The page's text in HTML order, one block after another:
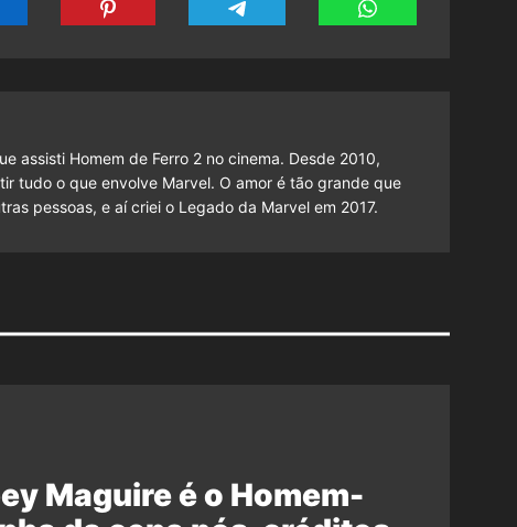
assisti Homem de Ferro 2 no cinema. Desde 2010,
tudo o que envolve Marvel. O amor é tão grande que
pessoas, e aí criei o Legado da Marvel em 2017.
Maguire é o Homem-